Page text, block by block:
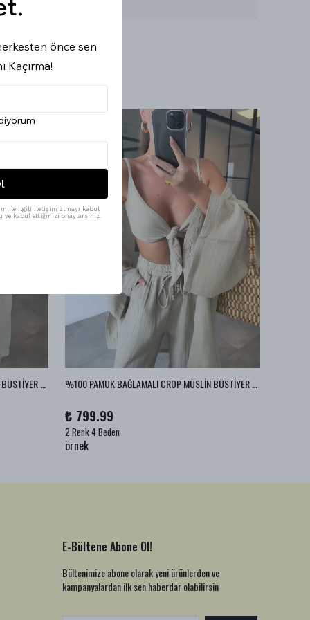
Ürün Boyu : 104 cm
₺ 799.99
2 Renk 4 Beden
örnek
E-Bültene Abone Ol!
Bültenimize abone olarak yeni ürünlerden ve
kampanyalardan ilk sen haberdar olabilirsin
önce sen
Kaçırma!
ile ilgili iletişim almayı kabul
kabul ettiğinizi onaylarsınız.